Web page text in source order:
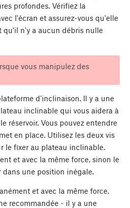
profondes. Vérifiez la
l'écran et assurez-vous qu'elle
qu'il n'y a aucun débris nulle
vous manipulez des
d'inclinaison. Il y a une
inclinable qui vous aidera à
réservoir. Vous pouvez entendre
en place. Utilisez les deux vis
le fixer au plateau inclinable.
et avec la même force, sinon le
dans une position inégale.
et avec la même force.
recommandée - il y a une